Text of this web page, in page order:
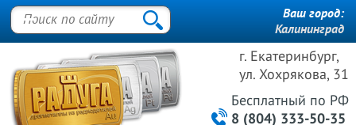
г. Екатеринбург,
ул. Хохрякова, 31
Бесплатный по РФ
8 (804) 333-50-35
Ваш город:
Калининград